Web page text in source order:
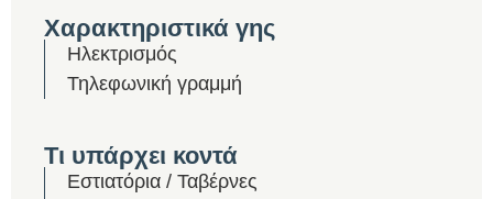
Χαρακτηριστικά γης
Ηλεκτρισμός
Τηλεφωνική γραμμή
Τι υπάρχει κοντά
Εστιατόρια / Ταβέρνες